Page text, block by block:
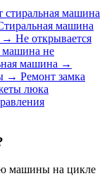
стиральная машина
машина
→ Не открывается
машина не
машина →
→ Ремонт замка
люка
машины на цикле